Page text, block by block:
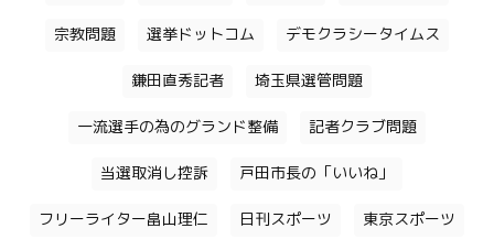
宗教問題 選挙ドットコム デモクラシータイムス
鎌田直秀記者 埼玉県選管問題
一流選手の為のグランド整備 記者クラブ問題
当選取消し控訴 戸田市長の「いいね」
フリーライター畠山理仁 日刊スポーツ 東京スポーツ